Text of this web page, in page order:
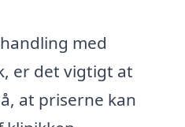
med
er det vigtigt at
at priserne kan